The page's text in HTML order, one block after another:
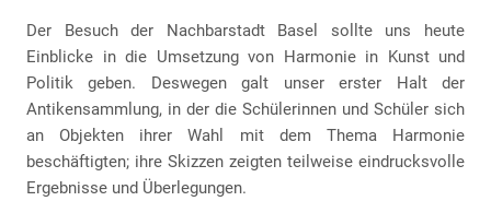
Der Besuch der Nachbarstadt Basel sollte uns heute
Einblicke in die Umsetzung von Harmonie in Kunst und
Politik geben. Deswegen galt unser erster Halt der
Antikensammlung, in der die Schülerinnen und Schüler sich
an Objekten ihrer Wahl mit dem Thema Harmonie
beschäftigten; ihre Skizzen zeigten teilweise eindrucksvolle
Ergebnisse und Überlegungen.